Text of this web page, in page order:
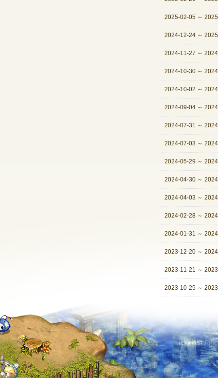
2025-02-05 ～
2024-12-24 ～
2024-11-27 ～
2024-10-30 ～
2024-10-02 ～
2024-09-04 ～
2024-07-31 ～
2024-07-03 ～
2024-05-29 ～
2024-04-30 ～
2024-04-03 ～
2024-02-28 ～
2024-01-31 ～
2023-12-20 ～
2023-11-21 ～
2023-10-25 ～